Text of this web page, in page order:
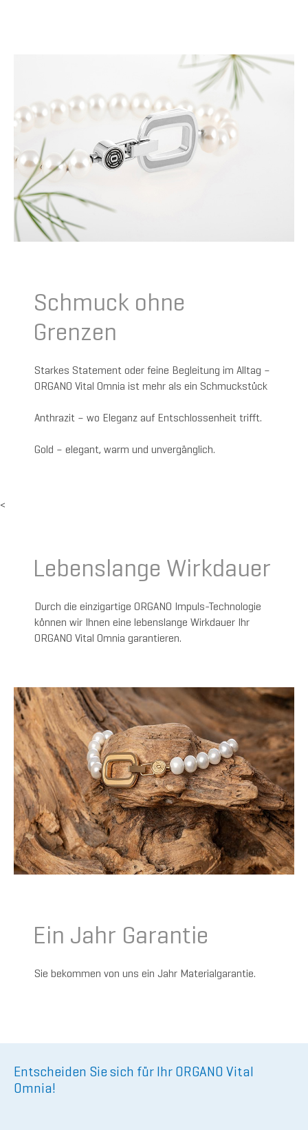
Schmuck ohne
Grenzen
Starkes Statement oder feine Begleitung im Alltag –
ORGANO Vital Omnia ist mehr als ein Schmuckstück
Anthrazit – wo Eleganz auf Entschlossenheit trifft.
Gold – elegant, warm und unvergänglich.
<
Lebenslange Wirkdauer
Durch die einzigartige ORGANO Impuls-Technologie
können wir Ihnen eine lebenslange Wirkdauer Ihr
ORGANO Vital Omnia garantieren.
Ein Jahr Garantie
Sie bekommen von uns ein Jahr Materialgarantie.
Entscheiden Sie sich für Ihr ORGANO Vital
Omnia!